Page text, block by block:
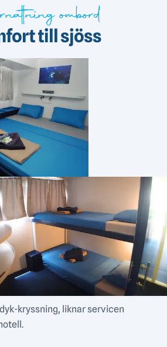
ombord
till sjöss
dyk-kryssning, liknar servicen